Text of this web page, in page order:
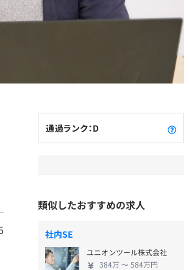
通過ランク：D
類似したおすすめの求人
社内SE
ユニオンツール株式会社
384万 〜 584万円